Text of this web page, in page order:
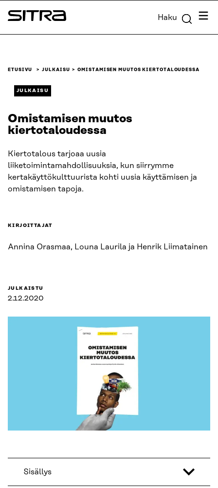
Siirry
suoraan
Sitra Haku
ETUSIVU JULKAISU OMISTAMISEN MUUTOS KIERTOTALOUDESSA
JULKAISU
Omistamisen muutos
kiertotaloudessa
Kiertotalous tarjoaa uusia
liiketoimintamahdollisuuksia, kun siirrymme
kertakäyttökulttuurista kohti uusia käyttämisen ja
omistamisen tapoja.
KIRJOITTAJAT
Annina Orasmaa, Louna Laurila ja Henrik Liimatainen
JULKAISTU
2.12.2020
Sisällys